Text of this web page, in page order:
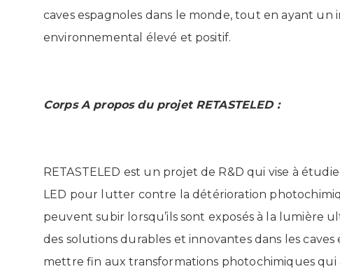
caves espagnoles dans le monde, tout en ayant un
environnemental élevé et positif.
Corps A propos du projet RETASTELED :
RETASTELED est un projet de R&D qui vise à
LED pour lutter contre la détérioration
peuvent subir lorsqu’ils sont exposés à la lumière
des solutions durables et innovantes dans les
mettre fin aux transformations photochimiques